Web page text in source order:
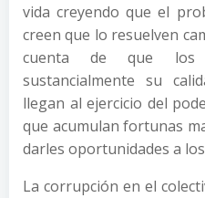
vida creyendo que el
creen que lo resuelven
cuenta de que los
sustancialmente su
llegan al ejercicio del
que acumulan fortunas
darles oportunidades a
La corrupción en el